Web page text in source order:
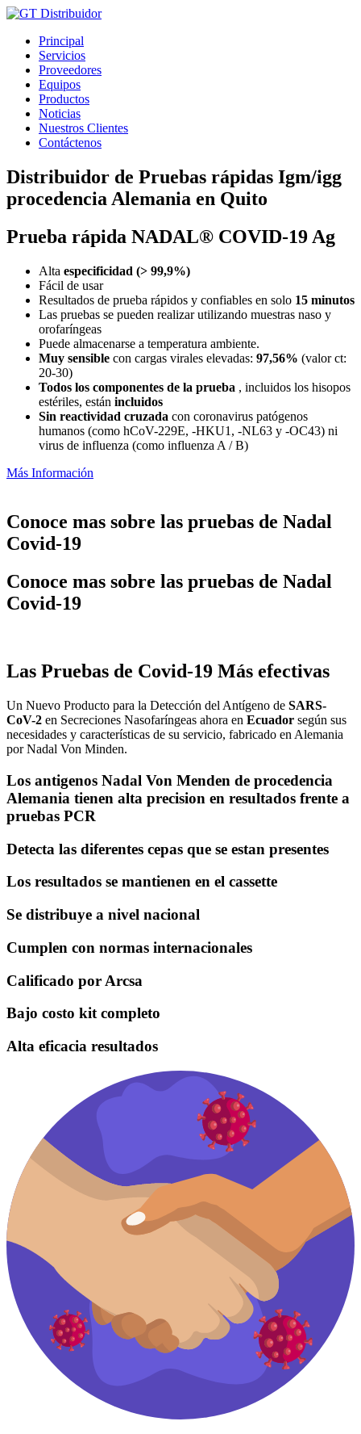
Ir
contenidoPrincipal
Servicios
Proveedores
Equipos
Productos
Noticias
Nuestros Clientes
Contáctenos
Distribuidor de Pruebas rápidas Igm/igg
procedencia Alemania en Quito
Prueba rápida NADAL® COVID-19 Ag
Alta especificidad (> 99,9%)
Fácil de usar
Resultados de prueba rápidos y confiables en solo 15 minutos
Las pruebas se pueden realizar utilizando muestras naso y
orofaríngeas
Puede almacenarse a temperatura ambiente.
Muy sensible con cargas virales elevadas: 97,56% (valor ct:
20-30)
Todos los componentes de la prueba , incluidos los hisopos
estériles, están incluidos
Sin reactividad cruzada con coronavirus patógenos
humanos (como hCoV-229E, -HKU1, -NL63 y -OC43) ni
virus de influenza (como influenza A / B)
Más Información
Conoce mas sobre las pruebas de Nadal
Covid-19
Conoce mas sobre las pruebas de Nadal
Covid-19
Las Pruebas de Covid-19 Más efectivas
Un Nuevo Producto para la Detección del Antígeno de SARS-
CoV-2 en Secreciones Nasofaríngeas ahora en Ecuador según sus
necesidades y características de su servicio, fabricado en Alemania
por Nadal Von Minden.
Los antigenos Nadal Von Menden de procedencia
Alemania tienen alta precision en resultados frente a
pruebas PCR
Detecta las diferentes cepas que se estan presentes
Los resultados se mantienen en el cassette
Se distribuye a nivel nacional
Cumplen con normas internacionales
Calificado por Arcsa
Bajo costo kit completo
Alta eficacia resultados